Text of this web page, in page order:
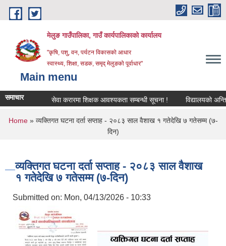
Skip to main content
मेलुङ गाउँपालिका, गाउँ कार्यपालिकाको कार्यालय
"कृषि, पशु, वन, पर्यटन विकासको आधार
स्वास्थ्य, शिक्षा, सडक, समृद् मेलुङको पूर्वाधार"
Main menu
समाचार सेवा करारमा शिक्षक आवश्‍यकता सम्बन्धी सूचना ! विद्यालयको
You are here
Home» व्यक्तिगत घटना दर्ता सप्ताह - २०८३ साल वैशाख १ गतेदेखि ७ गतेसम्म (७-
दिन)
व्यक्तिगत घटना दर्ता सप्ताह - २०८३ साल वैशाख
१ गतेदेखि ७ गतेसम्म (७-दिन)
Submitted on: Mon, 04/13/2026 - 10:33